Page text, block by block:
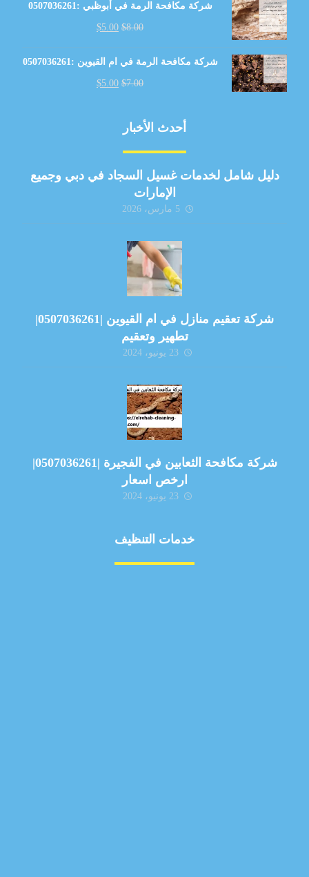
شركة مكافحة الرمة في أبوظبي :0507036261
$8.00
$5.00
شركة مكافحة الرمة في ام القيوين :0507036261
$7.00
$5.00
أحدث الأخبار
دليل شامل لخدمات غسيل السجاد في دبي وجميع
الإمارات
5 مارس، 2026
شركة تعقيم منازل في ام القيوين |0507036261|
تطهير وتعقيم
23 يونيو، 2024
شركة مكافحة الثعابين في الفجيرة |0507036261|
ارخص اسعار
23 يونيو، 2024
خدمات التنظيف